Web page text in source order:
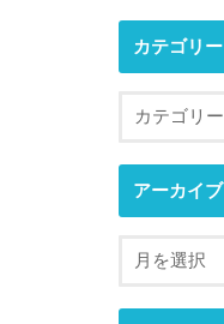
カテゴリー
アーカイブ